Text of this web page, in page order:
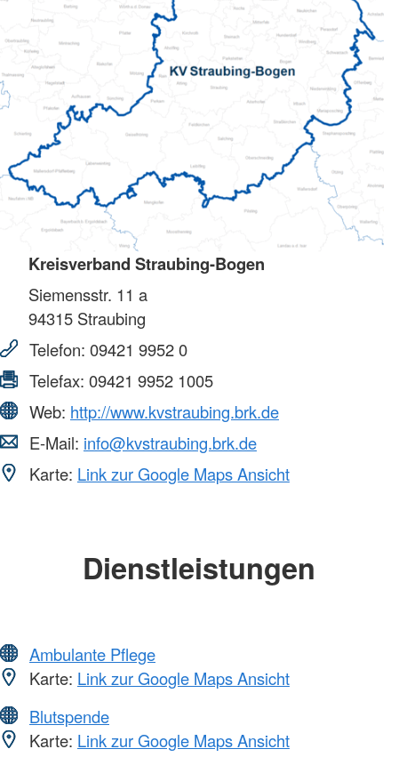
Kreisverband Straubing-Bogen
Siemensstr. 11 a
94315 Straubing
Telefon: 09421 9952 0
Telefax: 09421 9952 1005
Web: http://www.kvstraubing.brk.de
E-Mail: info@kvstraubing.brk.de
Karte: Link zur Google Maps Ansicht
Dienstleistungen
Ambulante Pflege
Karte: Link zur Google Maps Ansicht
Blutspende
Karte: Link zur Google Maps Ansicht